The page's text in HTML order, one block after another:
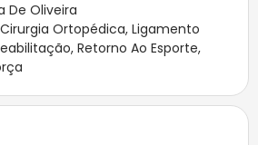
De Oliveira
Cirurgia Ortopédica, Ligamento
, Retorno Ao Esporte,